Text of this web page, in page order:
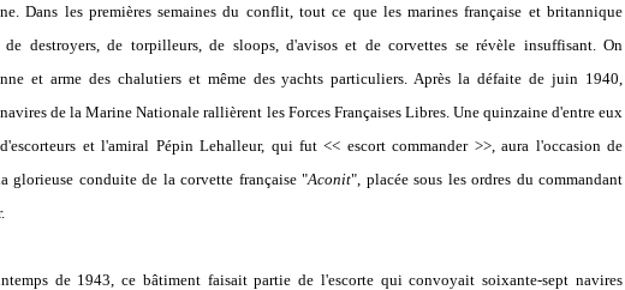
Dans les premières semaines du conflit, tout ce que les marines française et britannique
de destroyers, de torpilleurs, de sloops, d'avisos et de corvettes se révèle insuffisant. On
et arme des chalutiers et même des yachts particuliers. Après la défaite de juin 1940,
de la Marine Nationale rallièrent les Forces Françaises Libres. Une quinzaine d'entre eux
et l'amiral Pépin Lehalleur, qui fut << escort commander >>, aura l'occasion de
glorieuse conduite de la corvette française "Aconit", placée sous les ordres du commandant
de 1943, ce bâtiment faisait partie de l'escorte qui convoyait soixante-sept navires